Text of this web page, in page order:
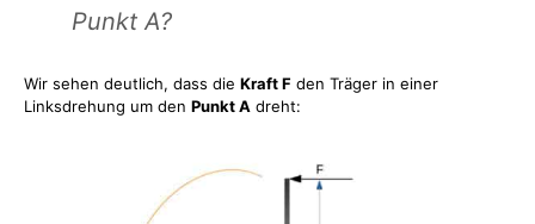
Punkt A?
Wir sehen deutlich, dass die Kraft F den Träger in einer
Linksdrehung um den Punkt A dreht: